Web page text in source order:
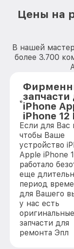
Цены на
В нашей
более 3.700
запчасти
iPhone
iPhone 12
Если для Вас
чтобы Ваше
устройство
Apple iPhone
работало
еще
период
для Вашего
у нас есть
оригинальные
запчасти для
ремонта Эпл